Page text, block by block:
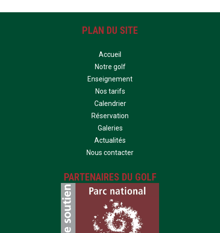
PLAN DU SITE
Accueil
Notre golf
Enseignement
Nos tarifs
Calendrier
Réservation
Galeries
Actualités
Nous contacter
PARTENAIRES DU GOLF